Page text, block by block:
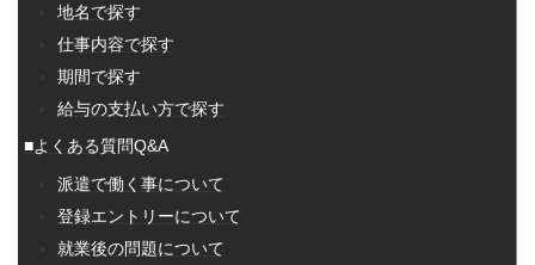
地名で探す
仕事内容で探す
期間で探す
給与の支払い方で探す
■よくある質問Q&A
派遣で働く事について
登録エントリーについて
就業後の問題について